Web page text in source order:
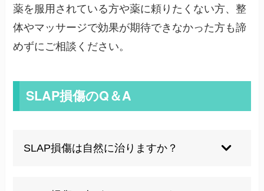
薬を服用されている方や薬に頼りたくない方、整
体やマッサージで効果が期待できなかった方も諦
めずにご相談ください。
SLAP損傷のQ＆A
SLAP損傷は自然に治りますか？